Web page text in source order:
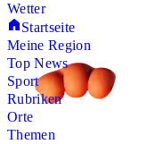
Wetter
Startseite
Meine Region
Top News
Sport
Rubriken
Orte
Themen